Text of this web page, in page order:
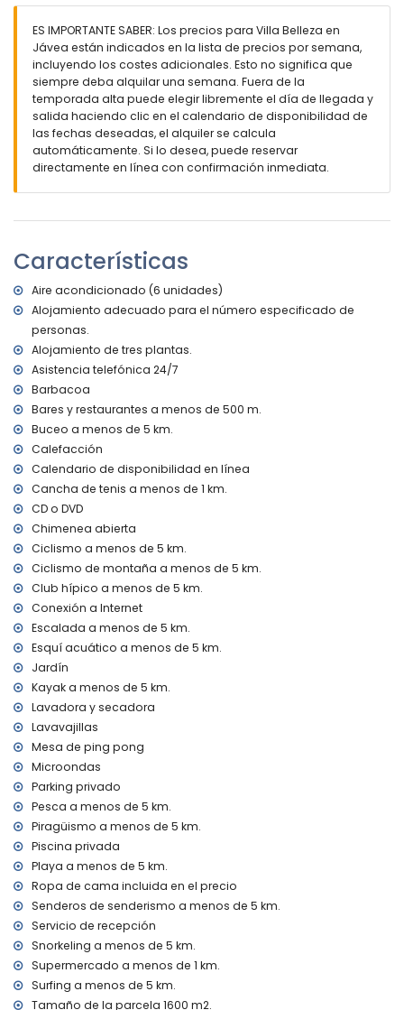
televisión y baño en suite
2 dormitorios con aire acondicionado, cada uno con 2
camas individuales
baño en suite con doble lavabo, combinación de
bañera/ducha y aseo
baño en suite con doble lavabo y combinación de
bañera/ducha
baño en suite con lavabo individual, ducha y aseo
2 baños cada uno con lavabo individual, ducha y aseo
Exterior de la villa
piscina privada de 9.5m x 5m y 2m de profundidad
jardín con tumbonas
3 terrazas, de las cuales 2 están cubiertas
barbacoa
zona de estar al aire libre y zona de comedor al aire libre
2 plazas de aparcamiento cubiertas privadas y espacio de
aparcamiento privado
Más información
pueblo más cercano: Jávea (a menos de 5 kilómetros de
la villa)
río o costa más cercano: Mediterráneo, Jávea (a menos
de 5 kilómetros de la villa)
playa más cercana: El Arenal, Jávea (a menos de 5
kilómetros de la villa)
puerto más cercano: Puerto Aduanas del Mar, Jávea (a
menos de 5 kilómetros de la villa)
parque más cercano: Montgó, Jávea (a menos de 5
kilómetros de la villa)
aeropuerto más cercano: Alicante (a menos de 100
kilómetros de la villa)
segundo aeropuerto más cercano: Valencia (> 100
kilómetros)
transporte público cercano: autobús a menos de 1000
metros y tren a menos de 50 kilómetros
no se admiten mascotas
El alojamiento es muy adecuado para familias con niños
Instalaciones y servicios incluidos en el precio del alquiler
de la villa
internet (WiFi)
aspiradora, plancha y tabla de planchar
ropa de cama y toallas
servicio de recepción y servicio de emergencia 24 horas
mesa de ping pong
calefacción por suelo radiante y aire acondicionado
Instalaciones y servicios con cargo adicional
cama extra y camas/cunas para niños (bajo demanda)
Entretenimiento y actividades de ocio para sus vacaciones
en Jávea, Costa Blanca
discoteca, club nocturno, bar, paseo marítimo (El Arenal y
Jávea) (a menos de 5 kilómetros de la casa)
ES IMPORTANTE SABER: Los precios para Villa Belleza en
Jávea están indicados en la lista de precios por semana,
incluyendo los costes adicionales. Esto no significa que
siempre deba alquilar una semana. Fuera de la
temporada alta puede elegir libremente el día de llegada y
salida haciendo clic en el calendario de disponibilidad de
las fechas deseadas, el alquiler se calcula
automáticamente. Si lo desea, puede reservar
directamente en línea con confirmación inmediata.
Características
Aire acondicionado (6 unidades)
Alojamiento adecuado para el número especificado de
personas.
Alojamiento de tres plantas.
Asistencia telefónica 24/7
Barbacoa
Bares y restaurantes a menos de 500 m.
Buceo a menos de 5 km.
Calefacción
Calendario de disponibilidad en línea
Cancha de tenis a menos de 1 km.
CD o DVD
Chimenea abierta
Ciclismo a menos de 5 km.
Ciclismo de montaña a menos de 5 km.
Club hípico a menos de 5 km.
Conexión a Internet
Escalada a menos de 5 km.
Esquí acuático a menos de 5 km.
Jardín
Kayak a menos de 5 km.
Lavadora y secadora
Lavavajillas
Mesa de ping pong
Microondas
Parking privado
Pesca a menos de 5 km.
Piragüismo a menos de 5 km.
Piscina privada
Playa a menos de 5 km.
Ropa de cama incluida en el precio
Senderos de senderismo a menos de 5 km.
Servicio de recepción
Snorkeling a menos de 5 km.
Supermercado a menos de 1 km.
Surfing a menos de 5 km.
Tamaño de la parcela 1600 m2.